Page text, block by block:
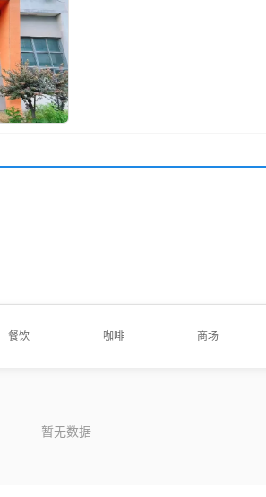
餐饮 咖啡 商场